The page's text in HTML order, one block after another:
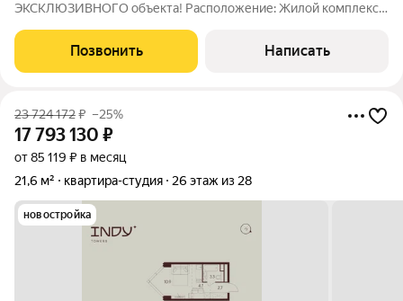
ЭКСКЛЮЗИВНОГО объекта! Расположение: Жилой комплекс
Апартаменты без отделки, располагаются в корпусе
MANHATTAN, ул. Зорге, д.9А, корпус 6. Один
Позвонить Написать
23 724 172₽ –25%
17 793 130 ₽
от 85 119 ₽ в месяц
21,6 м²
квартира-студия 26 этаж из 28
новостройка